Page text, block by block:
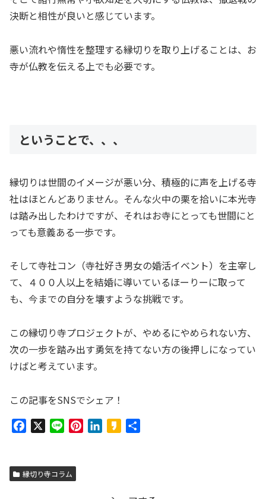
決断と相性が良いと感じています。
悪い流れや惰性を整理する縁切りを取り上げることは、お
寺が仏教を伝える上でも必要です。
ということで、、、
縁切りは世間のイメージが悪い分、積極的に声を上げる寺
社はほとんどありません。そんな火中の栗を拾いに本光寺
は踏み出したわけですが、それはお寺にとっても世間にと
っても意義ある一歩です。
そして寺社コン（寺社好き男女の婚活イベント）を主宰し
て、４００人以上を結婚に導いているほーりーに取って
も、今までの自分を壊すような挑戦です。
この縁切り寺プロジェクトが、やめるにやめられない方、
次の一歩を踏み出す勇気を持てない方の後押しになってい
けばと考えています。
この記事をSNSでシェア！
e
b
e
縁切り寺コラム